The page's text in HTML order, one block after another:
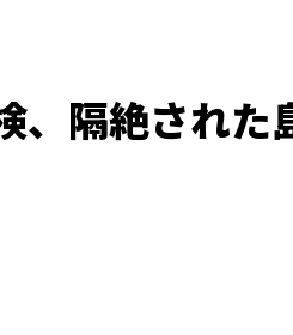
、隔絶され